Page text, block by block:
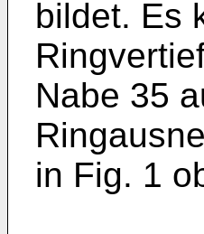
bildet. Es
Nabe 35
in Fig. 1